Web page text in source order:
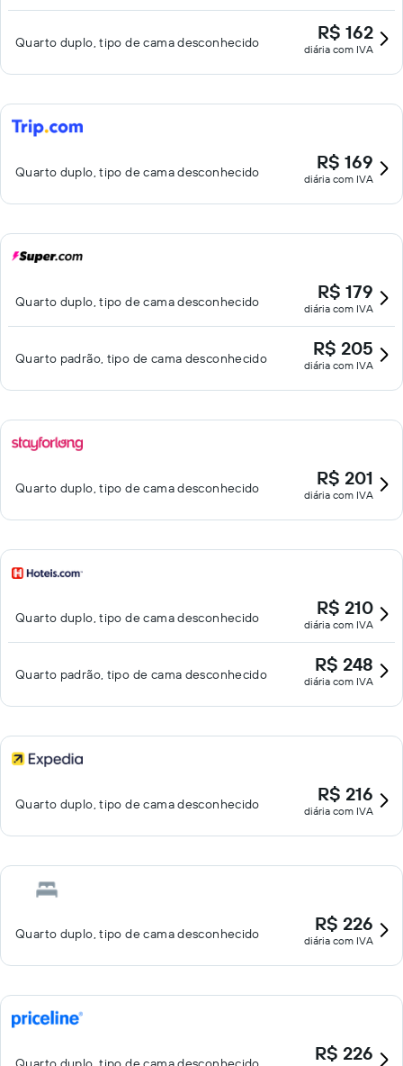
Quarto duplo, tipo de cama desconhecido R$ 162
diária com IVA
Quarto duplo, tipo de cama desconhecido R$ 169
diária com IVA
Quarto duplo, tipo de cama desconhecido R$ 179
diária com IVA
Quarto padrão, tipo de cama desconhecido R$ 205
diária com IVA
Quarto duplo, tipo de cama desconhecido R$ 201
diária com IVA
Quarto duplo, tipo de cama desconhecido R$ 210
diária com IVA
Quarto padrão, tipo de cama desconhecido R$ 248
diária com IVA
Quarto duplo, tipo de cama desconhecido R$ 216
diária com IVA
Quarto duplo, tipo de cama desconhecido R$ 226
diária com IVA
R$ 226